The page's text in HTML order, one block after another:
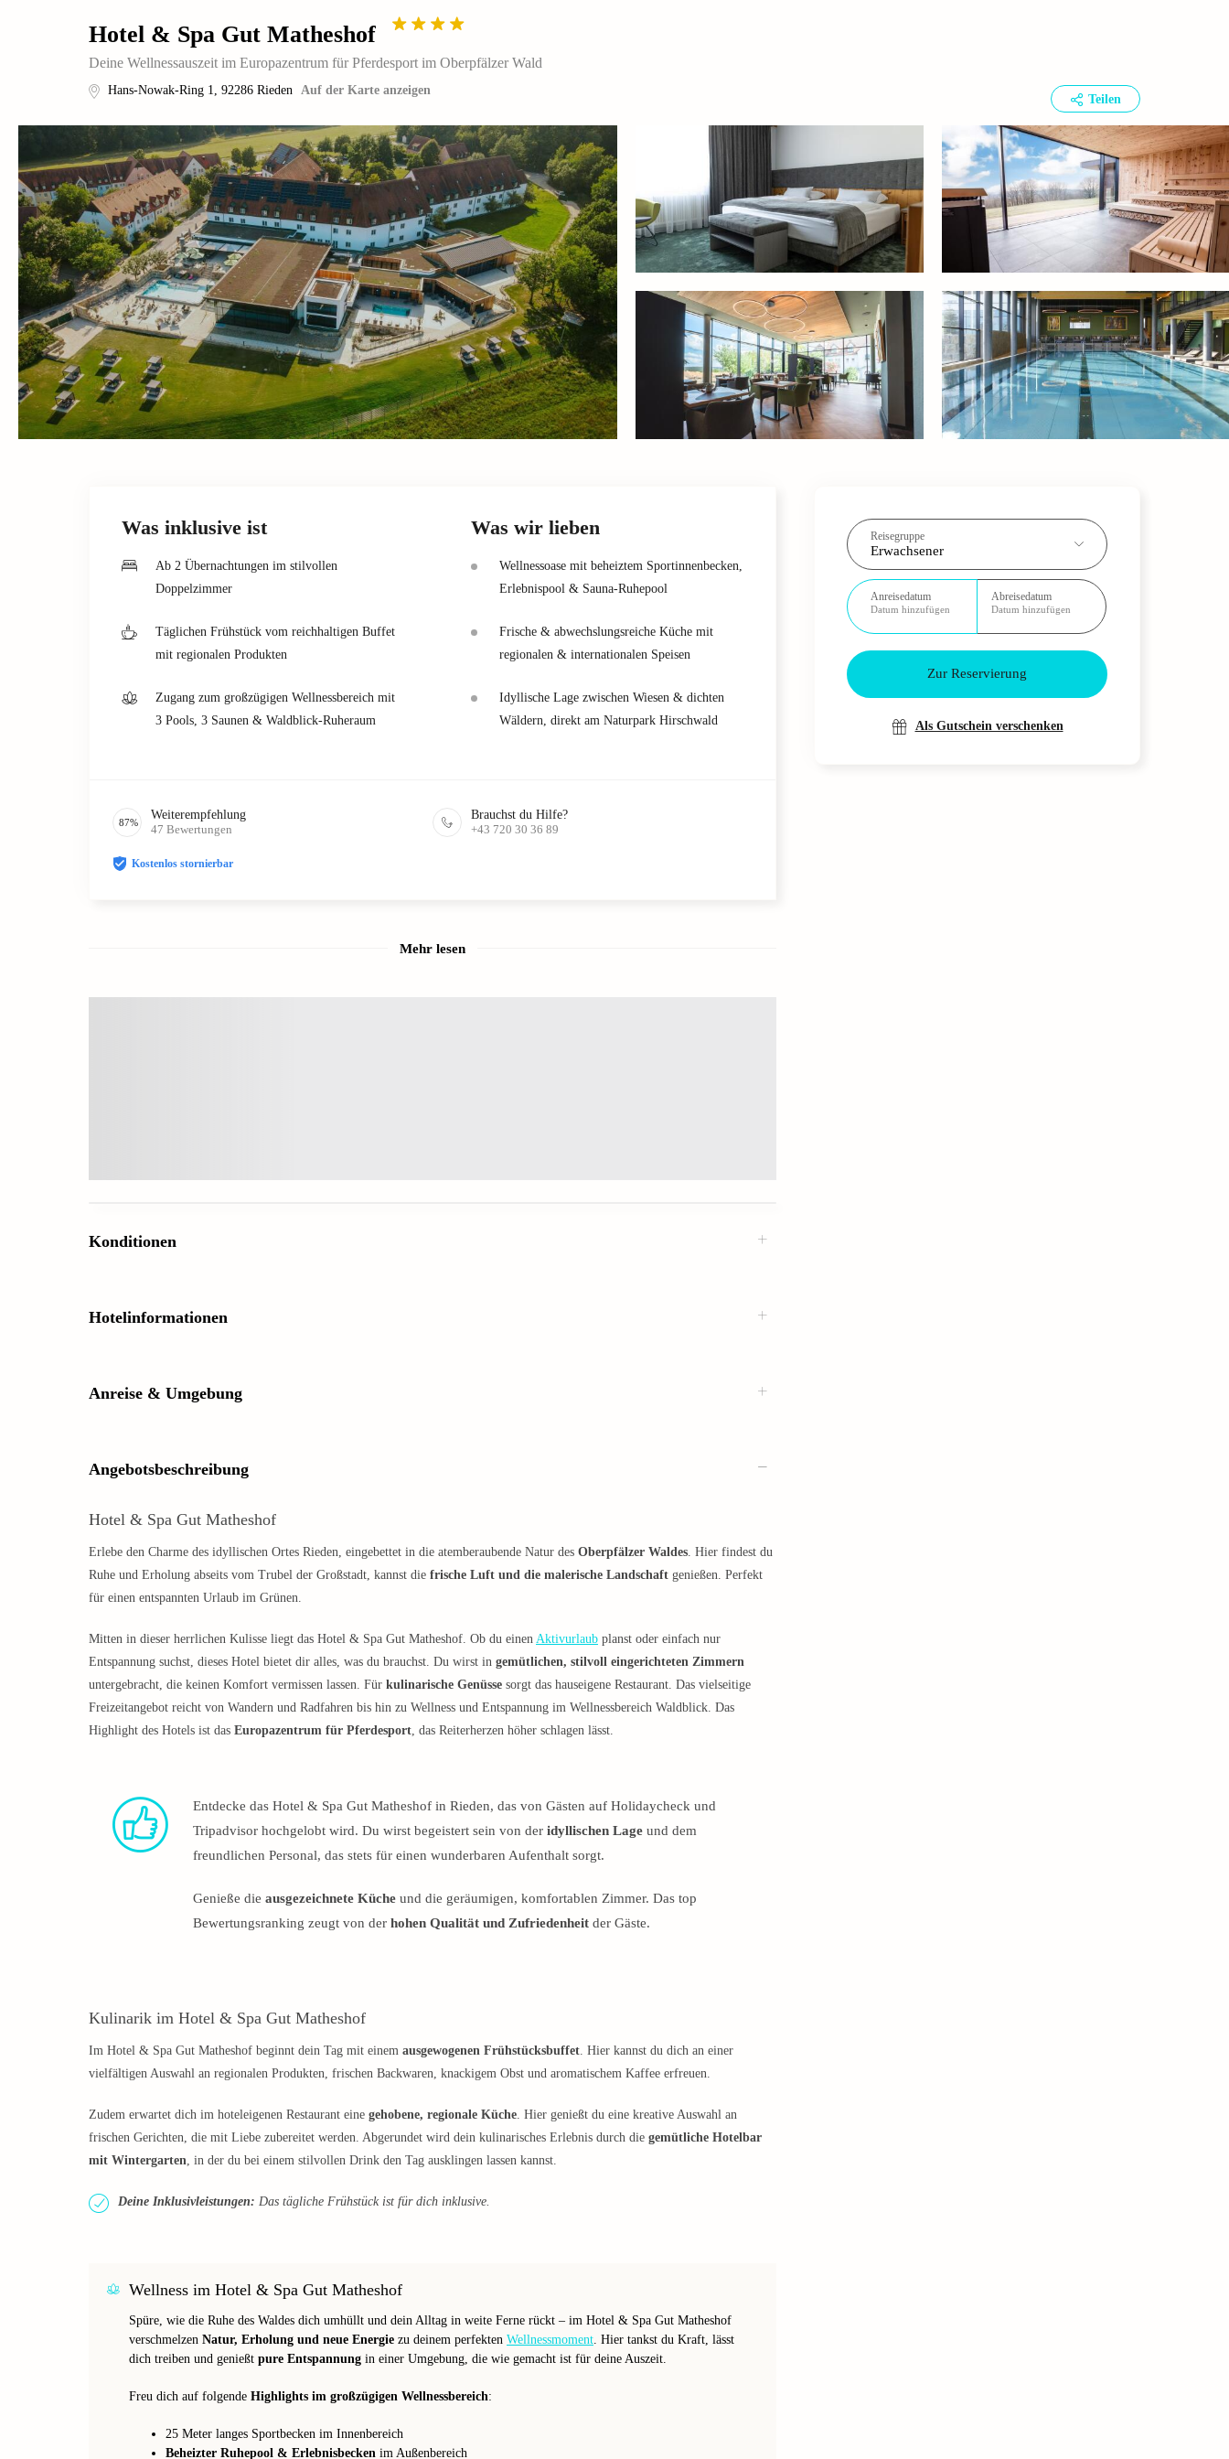
Hotel & Spa Gut Matheshof
Deine Wellnessauszeit im Europazentrum für Pferdesport im Oberpfälzer Wald
Hans-Nowak-Ring 1, 92286 Rieden Auf der Karte anzeigen
Teilen
Reisegruppe
Erwachsener
Anreisedatum
Datum hinzufügen
Abreisedatum
Datum hinzufügen
Zur Reservierung
Als Gutschein verschenken
Was inklusive ist
Ab 2 Übernachtungen im stilvollen
Doppelzimmer
Täglichen Frühstück vom reichhaltigen Buffet
mit regionalen Produkten
Zugang zum großzügigen Wellnessbereich mit
3 Pools, 3 Saunen & Waldblick-Ruheraum
Was wir lieben
Wellnessoase mit beheiztem Sportinnenbecken,
Erlebnispool & Sauna-Ruhepool
Frische & abwechslungsreiche Küche mit
regionalen & internationalen Speisen
Idyllische Lage zwischen Wiesen & dichten
Wäldern, direkt am Naturpark Hirschwald
87%
Weiterempfehlung
47 Bewertungen
Brauchst du Hilfe?
+43 720 30 36 89
Kostenlos stornierbar
Mehr lesen
Konditionen
Hotelinformationen
Anreise & Umgebung
Angebotsbeschreibung
Hotel & Spa Gut Matheshof
Erlebe den Charme des idyllischen Ortes Rieden, eingebettet in die atemberaubende Natur des Oberpfälzer Waldes . Hier findest du
Ruhe und Erholung abseits vom Trubel der Großstadt, kannst die frische Luft und die malerische Landschaft genießen. Perfekt
für einen entspannten Urlaub im Grünen.
Mitten in dieser herrlichen Kulisse liegt das Hotel & Spa Gut Matheshof. Ob du einen Aktivurlaub planst oder einfach nur
Entspannung suchst, dieses Hotel bietet dir alles, was du brauchst. Du wirst in gemütlichen, stilvoll eingerichteten Zimmern
untergebracht, die keinen Komfort vermissen lassen. Für kulinarische Genüsse sorgt das hauseigene Restaurant. Das vielseitige
Freizeitangebot reicht von Wandern und Radfahren bis hin zu Wellness und Entspannung im Wellnessbereich Waldblick. Das
Highlight des Hotels ist das Europazentrum für Pferdesport , das Reiterherzen höher schlagen lässt.
Entdecke das Hotel & Spa Gut Matheshof in Rieden, das von Gästen auf Holidaycheck und
Tripadvisor hochgelobt wird. Du wirst begeistert sein von der idyllischen Lage und dem
freundlichen Personal, das stets für einen wunderbaren Aufenthalt sorgt.
Genieße die ausgezeichnete Küche und die geräumigen, komfortablen Zimmer. Das top
Bewertungsranking zeugt von der hohen Qualität und Zufriedenheit der Gäste.
Kulinarik im Hotel & Spa Gut Matheshof
Im Hotel & Spa Gut Matheshof beginnt dein Tag mit einem ausgewogenen Frühstücksbuffet . Hier kannst du dich an einer
vielfältigen Auswahl an regionalen Produkten, frischen Backwaren, knackigem Obst und aromatischem Kaffee erfreuen.
Zudem erwartet dich im hoteleigenen Restaurant eine gehobene, regionale Küche . Hier genießt du eine kreative Auswahl an
frischen Gerichten, die mit Liebe zubereitet werden. Abgerundet wird dein kulinarisches Erlebnis durch die gemütliche Hotelbar
mit Wintergarten , in der du bei einem stilvollen Drink den Tag ausklingen lassen kannst.
Deine Inklusivleistungen: Das tägliche Frühstück ist für dich inklusive.
Wellness im Hotel & Spa Gut Matheshof
Spüre, wie die Ruhe des Waldes dich umhüllt und dein Alltag in weite Ferne rückt – im Hotel & Spa Gut Matheshof
verschmelzen Natur, Erholung und neue Energie zu deinem perfekten Wellnessmoment . Hier tankst du Kraft, lässt
dich treiben und genießt pure Entspannung in einer Umgebung, die wie gemacht ist für deine Auszeit.
Freu dich auf folgende Highlights im großzügigen Wellnessbereich:
25 Meter langes Sportbecken im Innenbereich
Beheizter Ruhepool & Erlebnisbecken im Außenbereich